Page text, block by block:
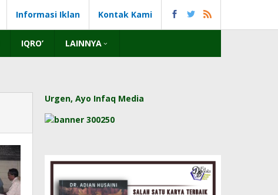
Informasi Iklan Kontak Kami
IQRO’ LAINNYA
Urgen, Ayo Infaq Media